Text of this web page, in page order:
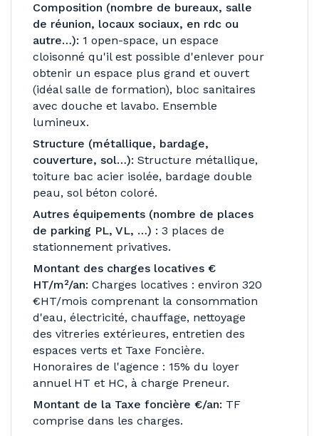
Composition (nombre de bureaux, salle
de réunion, locaux sociaux, en rdc ou
autre…): 1 open-space, un espace
cloisonné qu'il est possible d'enlever pour
obtenir un espace plus grand et ouvert
(idéal salle de formation), bloc sanitaires
avec douche et lavabo. Ensemble
lumineux.
Structure (métallique, bardage,
couverture, sol…): Structure métallique,
toiture bac acier isolée, bardage double
peau, sol béton coloré.
Autres équipements (nombre de places
de parking PL, VL, …) : 3 places de
stationnement privatives.
Montant des charges locatives €
HT/m²/an: Charges locatives : environ 320
€HT/mois comprenant la consommation
d'eau, électricité, chauffage, nettoyage
des vitreries extérieures, entretien des
espaces verts et Taxe Foncière.
Honoraires de l'agence : 15% du loyer
annuel HT et HC, à charge Preneur.
Montant de la Taxe foncière €/an: TF
comprise dans les charges.